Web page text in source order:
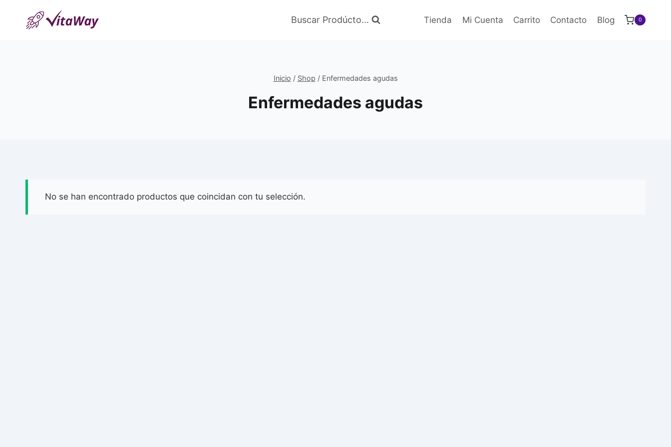
Buscar Prodúcto... Tienda Mi Cuenta Carrito Contacto Blog 0
Inicio / Shop / Enfermedades agudas
Enfermedades agudas
No se han encontrado productos que coincidan con tu selección.